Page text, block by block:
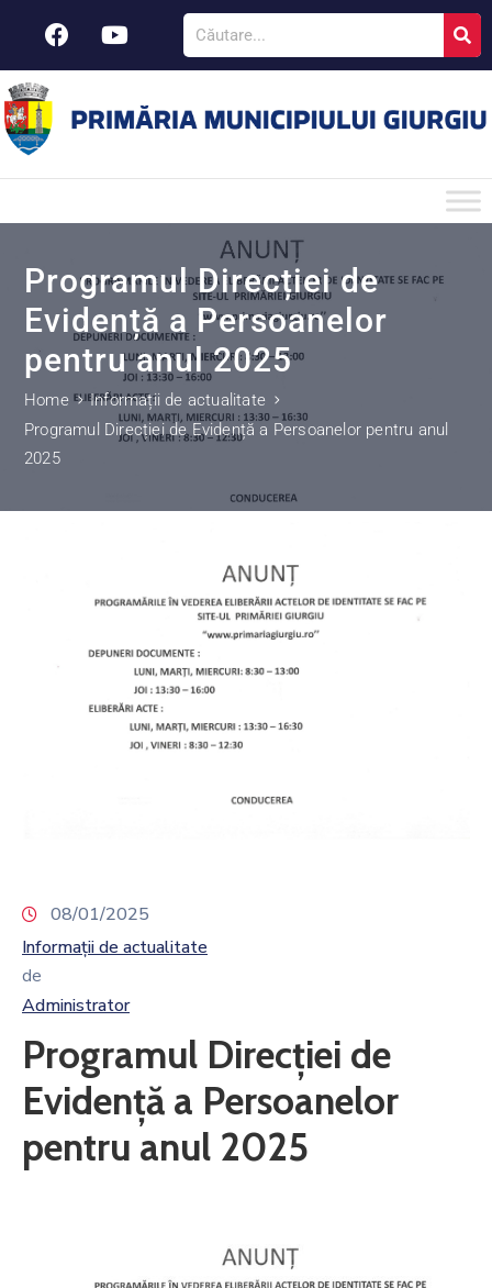
Programul Direcției de
Evidență a Persoanelor
pentru anul 2025
Home
Informații de actualitate
Programul Direcției de Evidență a Persoanelor pentru anul
2025
08/01/2025
Informații de actualitate
de
Administrator
Programul Direcției de
Evidență a Persoanelor
pentru anul 2025